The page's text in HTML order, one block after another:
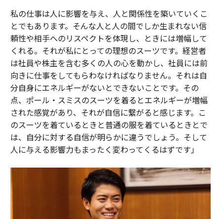
私の仕事は人に影響を与え、人と関係性を築いていくこ
とでもあります。そんな人と人の間でしか生まれない信
頼性や相手へのリスペクトを体現し、ときには増幅して
くれる。それが私にとっての理想のスーツです。経営者
は社員や株主を含む多くの人の心を動かし、社員には前
向きに仕事をしてもらわなければなりません。それは自
分自身にエネルギーがないとできないことです。その
点、ポール・スミスのスーツを着るとエネルギーが増幅
された感覚があり、それが自信に繋がると感じます。こ
のスーツを着ているときと普通の服を着ているときとで
は、自分に対する自信が明らかに違うでしょう。そして
人に与える影響力もまったく変わってくるはずです」